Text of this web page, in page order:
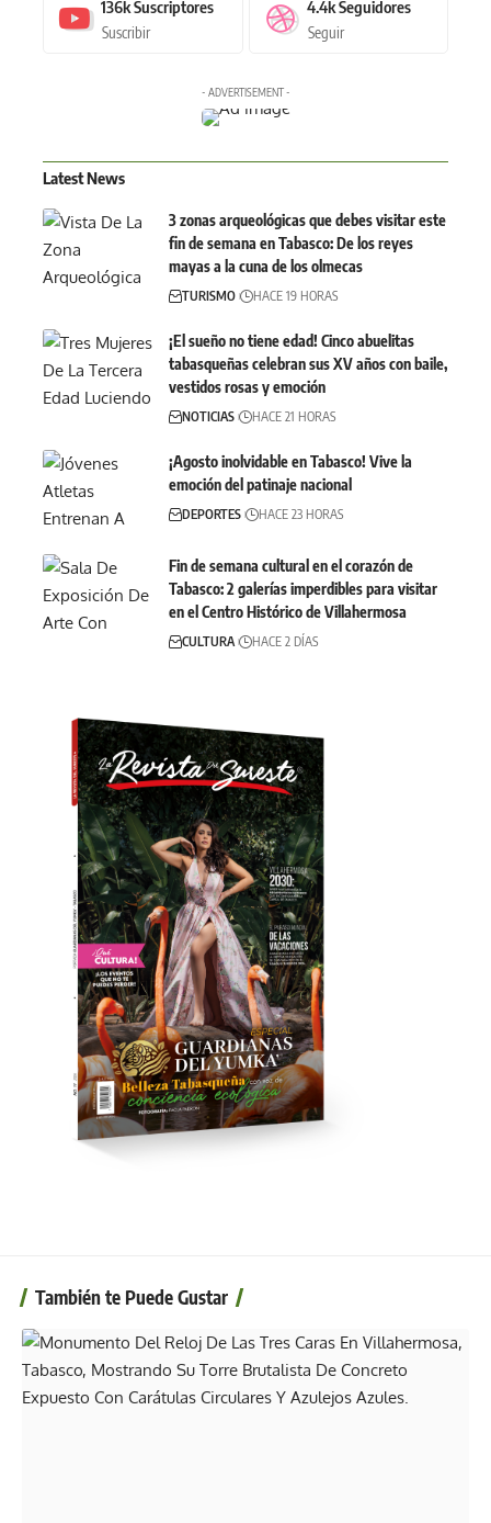
136kSuscriptores
Suscribir
4.4kSeguidores
Seguir
- ADVERTISEMENT -
Latest News
3 zonas arqueológicas que debes visitar este
fin de semana en Tabasco: De los reyes
mayas a la cuna de los olmecas
TURISMO HACE 19 HORAS
¡El sueño no tiene edad! Cinco abuelitas
tabasqueñas celebran sus XV años con baile,
vestidos rosas y emoción
NOTICIAS HACE 21 HORAS
¡Agosto inolvidable en Tabasco! Vive la
emoción del patinaje nacional
DEPORTES HACE 23 HORAS
Fin de semana cultural en el corazón de
Tabasco: 2 galerías imperdibles para visitar
en el Centro Histórico de Villahermosa
CULTURA HACE 2 DÍAS
También te Puede Gustar